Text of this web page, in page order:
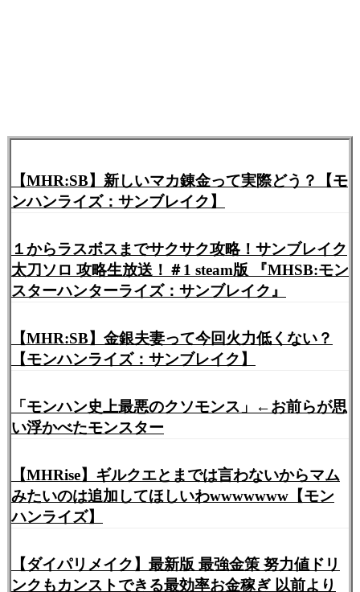
【MHR:SB】新しいマカ錬金って実際どう？【モ
ンハンライズ：サンブレイク】
１からラスボスまでサクサク攻略！サンブレイク
太刀ソロ 攻略生放送！＃1 steam版 『MHSB:モン
スターハンターライズ：サンブレイク』
【MHR:SB】金銀夫妻って今回火力低くない？
【モンハンライズ：サンブレイク】
「モンハン史上最悪のクソモンス」←お前らが思
い浮かべたモンスター
【MHRise】ギルクエとまでは言わないからマム
みたいのは追加してほしいわwwwwwww【モン
ハンライズ】
【ダイパリメイク】最新版 最強金策 努力値ドリ
ンクもカンストできる最効率お金稼ぎ 以前より